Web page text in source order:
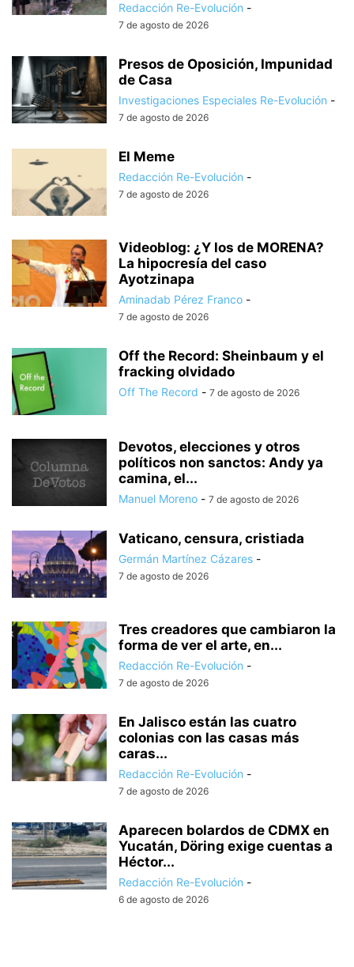
Redacción Re-Evolución -
7 de agosto de 2026
Presos de Oposición, Impunidad
de Casa
Investigaciones Especiales Re-Evolución -
7 de agosto de 2026
El Meme
Redacción Re-Evolución -
7 de agosto de 2026
Videoblog: ¿Y los de MORENA?
La hipocresía del caso
Ayotzinapa
Aminadab Pérez Franco -
7 de agosto de 2026
Off the Record: Sheinbaum y el
fracking olvidado
Off The Record - 7 de agosto de 2026
Devotos, elecciones y otros
políticos non sanctos: Andy ya
camina, el...
Manuel Moreno - 7 de agosto de 2026
Vaticano, censura, cristiada
Germán Martínez Cázares -
7 de agosto de 2026
Tres creadores que cambiaron la
forma de ver el arte, en...
Redacción Re-Evolución -
7 de agosto de 2026
En Jalisco están las cuatro
colonias con las casas más
caras...
Redacción Re-Evolución -
7 de agosto de 2026
Aparecen bolardos de CDMX en
Yucatán, Döring exige cuentas a
Héctor...
Redacción Re-Evolución -
6 de agosto de 2026